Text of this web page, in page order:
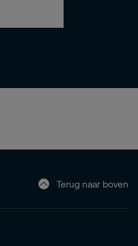
Terug naar boven